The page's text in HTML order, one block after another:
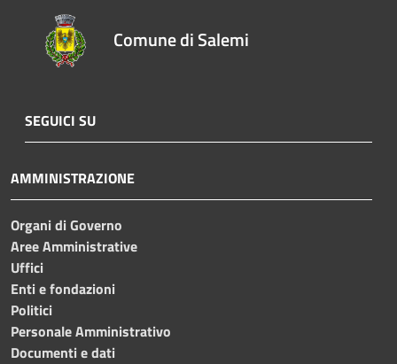
Comune di Salemi
SEGUICI SU
AMMINISTRAZIONE
Organi di Governo
Aree Amministrative
Uffici
Enti e fondazioni
Politici
Personale Amministrativo
Documenti e dati